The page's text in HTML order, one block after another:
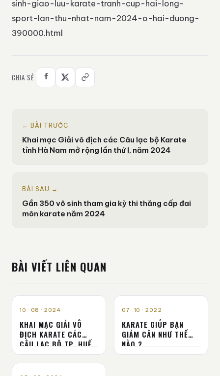
sinh-giao-luu-karate-tranh-cup-hai-long-
sport-lan-thu-nhat-nam-2024-o-hai-duong-
390000.html
CHIA SẺ
← BÀI TRƯỚC
Khai mạc Giải vô địch các Câu lạc bộ Karate
tỉnh Hà Nam mở rộng lần thứ I, năm 2024
BÀI SAU →
Gần 350 võ sinh tham gia kỳ thi thăng cấp đai
môn karate năm 2024
BÀI VIẾT LIÊN QUAN
TIN TỨC
10 · 08 · 2024
KHAI MẠC GIẢI VÔ
ĐỊCH KARATE CÁC
CÂU LẠC BỘ TP. HUẾ
MỞ RỘNG NĂM 2024
TIN TỨC
07 · 10 · 2022
KARATE GIÚP BẠN
GIẢM CÂN NHƯ THẾ
NÀO ?
TIN TỨC